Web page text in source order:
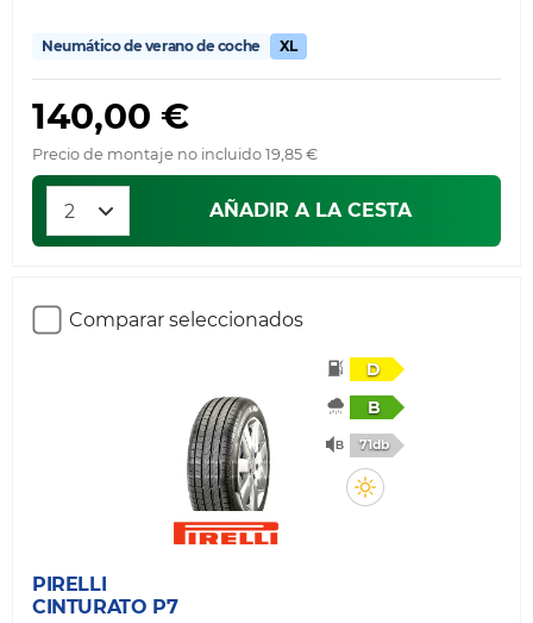
Neumático de verano de coche XL
140,00 €
Precio de montaje no incluido 19,85 €
AÑADIR A LA CESTA
Comparar seleccionados
D
B
71db
PIRELLI
CINTURATO P7